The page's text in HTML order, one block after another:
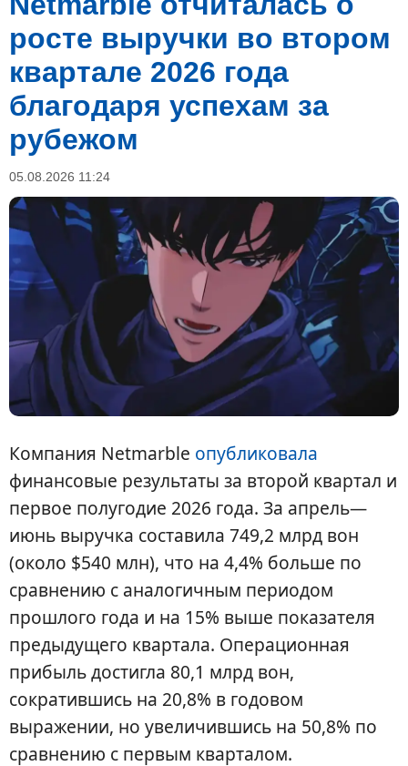
росте выручки во втором
квартале 2026 года
благодаря успехам за
рубежом
05.08.2026 11:24
Компания Netmarble опубликовала
финансовые результаты за второй квартал и
первое полугодие 2026 года. За апрель—
июнь выручка составила 749,2 млрд вон
(около $540 млн), что на 4,4% больше по
сравнению с аналогичным периодом
прошлого года и на 15% выше показателя
предыдущего квартала. Операционная
прибыль достигла 80,1 млрд вон,
сократившись на 20,8% в годовом
выражении, но увеличившись на 50,8% по
сравнению с первым кварталом.